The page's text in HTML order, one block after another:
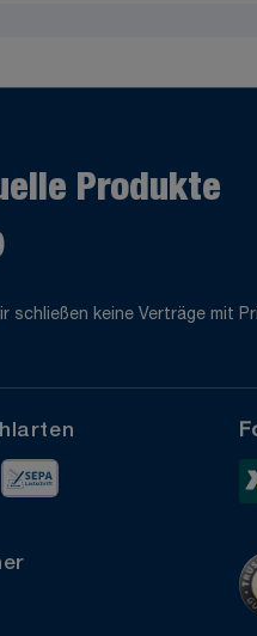
Produkte
schließen keine Verträge mit
Visa Vorkasse